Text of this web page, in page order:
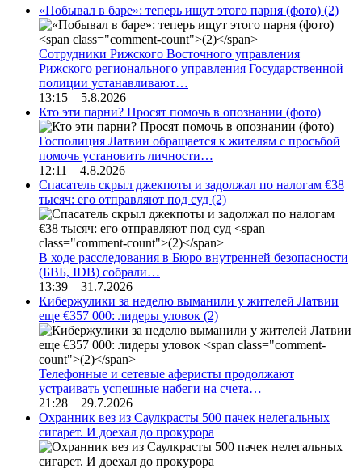
«Побывал в баре»: теперь ищут этого парня (фото) (2)
Сотрудники Рижского Восточного управления
Рижского регионального управления Государственной
полиции устанавливают…
13:15 5.8.2026
Кто эти парни? Просят помочь в опознании (фото)
Госполиция Латвии обращается к жителям с просьбой
помочь установить личности…
12:11 4.8.2026
Спасатель скрыл джекпоты и задолжал по налогам €38
тысяч: его отправляют под суд (2)
В ходе расследования в Бюро внутренней безопасности
(БВБ, IDB) собрали…
13:39 31.7.2026
Кибержулики за неделю выманили у жителей Латвии
еще €357 000: лидеры уловок (2)
Телефонные и сетевые аферисты продолжают
устраивать успешные набеги на счета…
21:28 29.7.2026
Охранник вез из Саулкрасты 500 пачек нелегальных
сигарет. И доехал до прокурора